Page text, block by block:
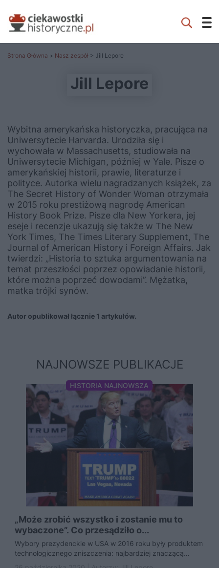
Strona Główna > Nasz zespół > Jill Lepore
Jill Lepore
Wybitna amerykańska historyczka, pracująca na
Uniwersytecie Harvarda. Urodziła się i
wychowała w Massachusetts, studiowała na
Uniwersytecie Michigan, później w Yale. Pisze o
amerykańskiej historii, prawie, literaturze i
polityce. Autorka wielu nagradzanych książek, za
The Secret History of Wonder Woman otrzymała
w 2015 roku prestiżową nagrodę American
History Book Prize. Pisze dla New Yorkera, jej
eseje i recenzje ukazują się także w The New
York Times, The Times Literary Supplement, The
Journal of American History i Foreign Affairs. Jak
twierdzi: „Historia to sztuka argumentowania na
temat przeszłości poprzez opowiadanie historii,
które można poprzeć dowodami”. Mężatka,
matka trójki synów.
Autor opublikował łącznie 1 artykułów.
NAJNOWSZE PUBLIKACJE
HISTORIA NAJNOWSZA
„Może zrobić wszystko i zostanie mu to
wybaczone”. Co przesądziło o...
Wybory prezydenckie w USA w 2016 roku były produktem
technologicznego zniszczenia: najbardziej znaczącą